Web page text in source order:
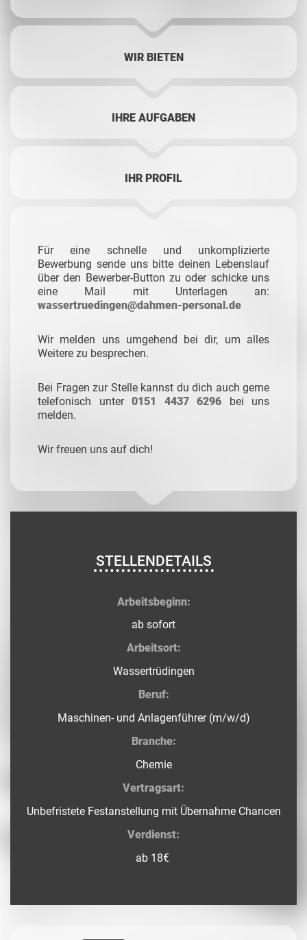
WIR BIETEN
IHRE AUFGABEN
IHR PROFIL
Für eine schnelle und unkomplizierte
Bewerbung sende uns bitte deinen Lebenslauf
über den Bewerber-Button zu oder schicke uns
eine Mail mit Unterlagen an:
wassertruedingen@dahmen-personal.de
Wir melden uns umgehend bei dir, um alles
Weitere zu besprechen.
Bei Fragen zur Stelle kannst du dich auch gerne
telefonisch unter
0151 4437 6296
bei uns
melden.
Wir freuen uns auf dich!
STELLENDETAILS
Arbeitsbeginn:
ab sofort
Arbeitsort:
Wassertrüdingen
Beruf:
Maschinen- und Anlagenführer (m/w/d)
Branche:
Chemie
Vertragsart:
Unbefristete Festanstellung mit Übernahme Chancen
Verdienst:
ab 18€